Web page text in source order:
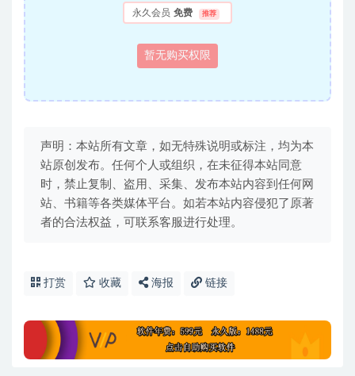
永久会员 免费 推荐
暂无购买权限
声明：本站所有文章，如无特殊说明或标注，均为本
站原创发布。任何个人或组织，在未征得本站同意
时，禁止复制、盗用、采集、发布本站内容到任何网
站、书籍等各类媒体平台。如若本站内容侵犯了原著
者的合法权益，可联系客服进行处理。
打赏 收藏 海报 链接